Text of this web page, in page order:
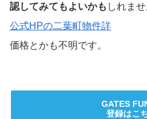
認してみてもよいかも しれませ
公式HPの二葉町物件詳
価格とかも不明です。
GATES
登録はこ